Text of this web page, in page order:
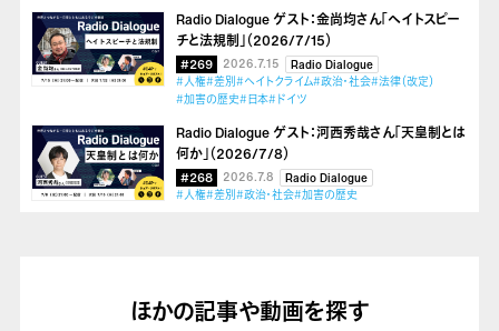
Radio Dialogue ゲスト：金尚均さん「ヘイトスピー
チと法規制」（2026/7/15）
#269 2026.7.15
Radio Dialogue
#人権#差別#ヘイトクライム#政治・社会#法律（改定）
#加害の歴史#日本#ドイツ
Radio Dialogue ゲスト：河西秀哉さん「天皇制とは
何か」（2026/7/8）
#268 2026.7.8
Radio Dialogue
#人権#差別#政治・社会#加害の歴史
ほかの記事や動画を探す